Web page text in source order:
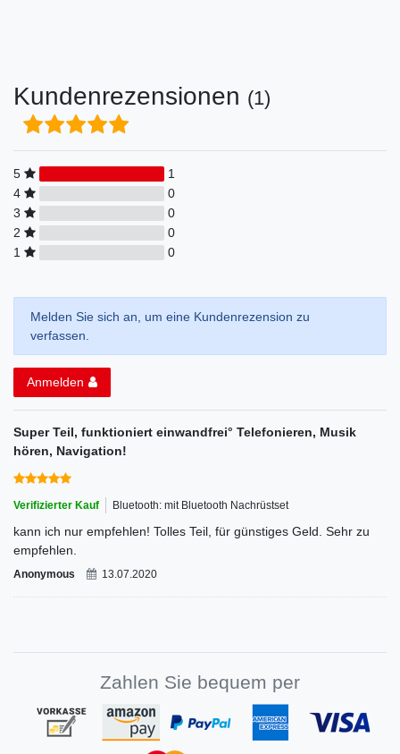
Kundenrezensionen (1)
5
1
4
0
3
0
2
0
1
0
Melden Sie sich an, um eine Kundenrezension zu
verfassen.
Anmelden
Super Teil, funktioniert einwandfrei° Telefonieren, Musik
hören, Navigation!
Verifizierter Kauf Bluetooth: mit Bluetooth Nachrüstset
kann ich nur empfehlen! Tolles Teil, für günstiges Geld. Sehr zu
empfehlen.
Anonymous 13.07.2020
Zahlen Sie bequem per